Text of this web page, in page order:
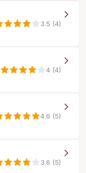
3.5 (4)
4 (4)
4.6 (5)
3.6 (5)